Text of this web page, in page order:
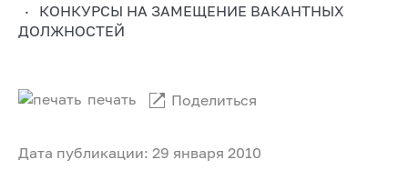
КОНКУРСЫ НА ЗАМЕЩЕНИЕ ВАКАНТНЫХ
ДОЛЖНОСТЕЙ
Дата публикации: 29 января 2010
печать Поделиться